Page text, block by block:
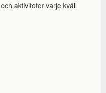
aktiviteter varje kväll